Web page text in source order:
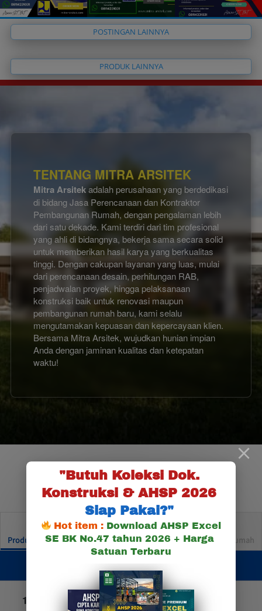
`POSTINGAN LAINNYA
`PRODUK LAINNYA
TENTANG MITRA ARSITEK
Mitra Arsitek adalah perusahaan yang berdedikasi
di bidang Jasa Perencanaan dan Kontraktor
Pembangunan Rumah, dengan pengalaman lebih
dari satu dekade. Kami terdiri dari tim profesional
yang ahli di bidangnya, bekerja sama secara solid
untuk memberikan hasil karya yang berkualitas
tinggi. Dengan cakupan layanan yang luas, mulai
dari perencanaan desain, perhitungan RAB,
penjadwalan proyek, hingga pelaksanaan
konstruksi baik untuk renovasi maupun
pembangunan rumah baru, kami selalu
mengutamakan kepuasan dan kepercayaan klien.
Bersama Mitra Arsitek, wujudkan hunian impian
Anda dengan jaminan kualitas dan ketepatan
waktu!
Layanan Mitra Arsitek Official
Produk Kios Arsitek Jasa Konstruksi Rumah Jasa Desain Rumah
PRODUK KIOS ARSITEK
1. Layanan Produk dan Jasa
"Butuh Koleksi Dok.
Konstruksi & AHSP 2026
Siap Pakai?"
Hot item : Download AHSP Excel
SE BK No.47 tahun 2026 + Harga
Satuan Terbaru